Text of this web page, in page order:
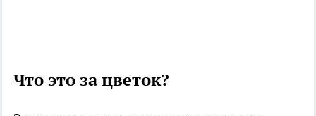
Что это за цветок?